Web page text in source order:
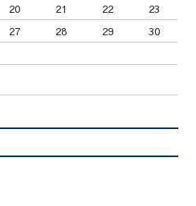
20 21 22
23
27 28 29
30